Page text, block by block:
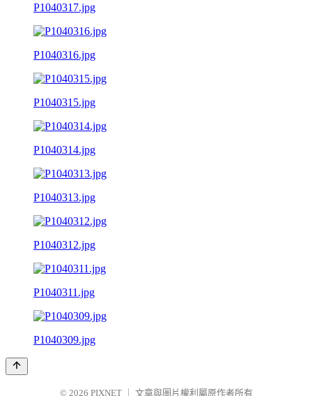
P1040317.jpg
P1040316.jpg
P1040315.jpg
P1040314.jpg
P1040313.jpg
P1040312.jpg
P1040311.jpg
P1040309.jpg
© 2026 PIXNET 文章與圖片權利屬原作者所有